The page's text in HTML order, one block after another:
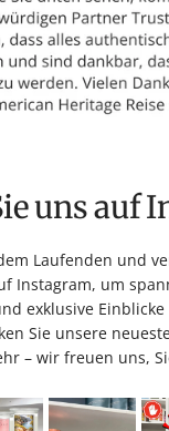
uns auf
Laufenden und
Instagram, um
exklusive
Sie unsere
– wir freuen uns,